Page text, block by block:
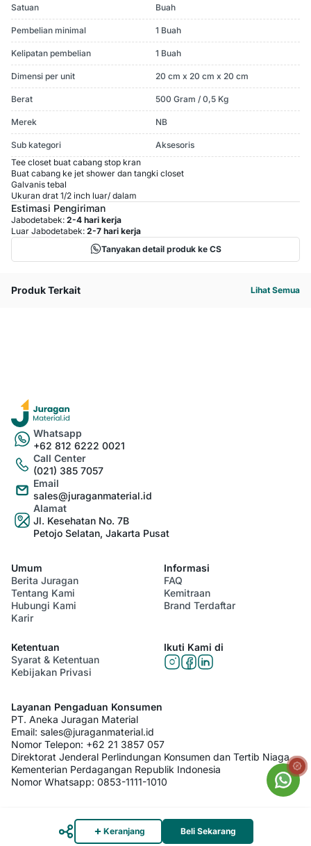
Satuan Buah
Pembelian minimal 1 Buah
Kelipatan pembelian 1 Buah
Dimensi per unit 20 cm x 20 cm x 20 cm
Berat 500 Gram / 0,5 Kg
Merek NB
Sub kategori
Aksesoris
Tee closet buat cabang stop kran
Buat cabang ke jet shower dan tangki closet
Galvanis tebal
Ukuran drat 1/2 inch luar/ dalam
Estimasi Pengiriman
Jabodetabek: 2-4 hari kerja
Luar Jabodetabek: 2-7 hari kerja
Tanyakan detail produk ke CS
Produk Terkait Lihat Semua
Whatsapp
+62 812 6222 0021
Call Center
(021) 385 7057
Email
sales@juraganmaterial.id
Alamat
Jl. Kesehatan No. 7B
Petojo Selatan, Jakarta Pusat
Umum
Berita Juragan
Tentang Kami
Hubungi Kami
Karir
Informasi
FAQ
Kemitraan
Brand Terdaftar
Ketentuan
Syarat & Ketentuan
Kebijakan Privasi
Ikuti Kami di
Layanan Pengaduan Konsumen
PT. Aneka Juragan Material
Email: sales@juraganmaterial.id
Nomor Telepon: +62 21 3857 057
Direktorat Jenderal Perlindungan Konsumen dan Tertib Niaga
Kementerian Perdagangan Republik Indonesia
Nomor Whatsapp: 0853-1111-1010
Keranjang Beli Sekarang